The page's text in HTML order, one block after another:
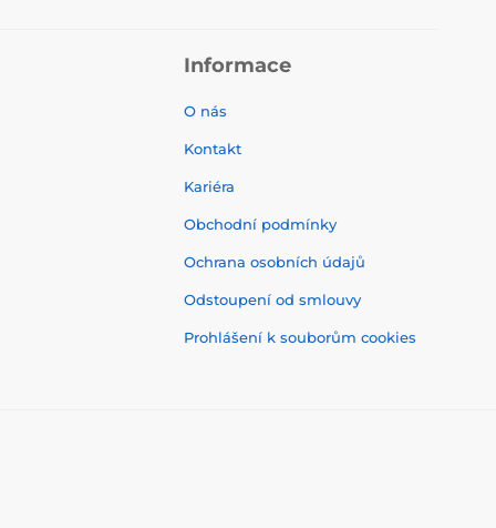
Informace
O nás
Kontakt
Kariéra
Obchodní podmínky
Ochrana osobních údajů
Odstoupení od smlouvy
Prohlášení k souborům cookies